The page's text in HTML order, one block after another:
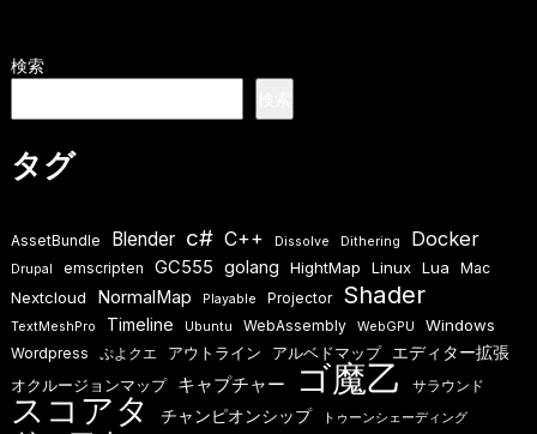
検索
タグ
AssetBundle Blender c# C++ Dissolve Dithering Docker
Drupal emscripten GC555 golang HightMap Linux Lua Mac
Nextcloud NormalMap Playable Projector Shader
TextMeshPro Timeline Ubuntu WebAssembly WebGPU Windows
Wordpress ぷよクエ アウトライン アルベドマップ エディター拡張
オクルージョンマップ キャプチャー ゴ魔乙 サラウンド
スコアタ チャンピオンシップ トゥーンシェーディング